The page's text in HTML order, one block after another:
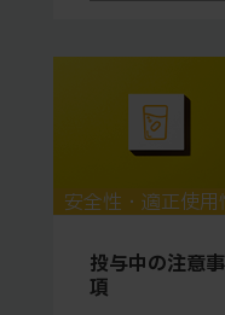
安全性・適正使用
投与中の注意事
項